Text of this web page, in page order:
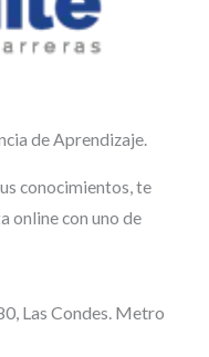
de Aprendizaje.
conocimientos, te
online con uno de
Las Condes. Metro